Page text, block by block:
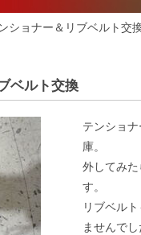
ショナー＆リブベルト交
ベルト交換
テンショ
庫。
外してみ
す。
リブベル
ませんで